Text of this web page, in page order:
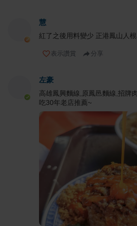
慧
紅了之後用料變少 正港鳳山人
表示讚賞 分享
左豪
高雄鳳興麵線,原鳳邑麵線,招牌
吃30年老店推薦~